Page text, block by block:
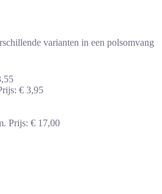
varianten in een polsomvang
€ 3,95
Prijs: € 17,00